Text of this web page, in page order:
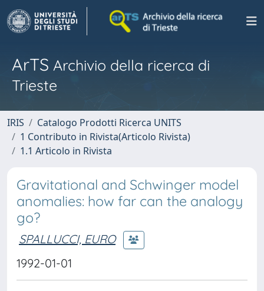
ArTS Archivio della ricerca di
Trieste
IRIS
Catalogo Prodotti Ricerca UNITS
1 Contributo in Rivista(Articolo Rivista)
1.1 Articolo in Rivista
Gravitational and Schwinger model
anomalies: how far can the analogy
go?
SPALLUCCI, EURO
1992-01-01